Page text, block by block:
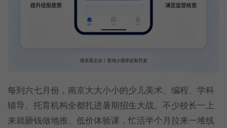
每到六七月份，南京大大小小的少儿美术、编程、学科
辅导、托育机构全都扎进暑期招生大战。不少校长一上
来就砸钱做地推、低价体验课，忙活半个月拉来一堆线